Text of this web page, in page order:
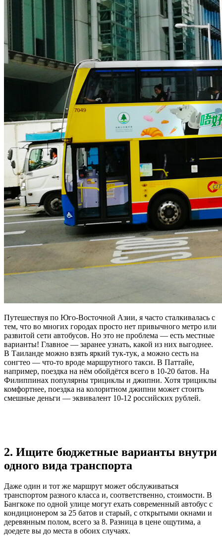
Путешествуя по Юго-Восточной Азии, я часто сталкивалась с
тем, что во многих городах просто нет привычного метро или
развитой сети автобусов. Но это не проблема — есть местные
варианты! Главное — заранее узнать, какой из них выгоднее.
В Таиланде можно взять яркий тук-тук, а можно сесть на
сонгтео — что-то вроде маршрутного такси. В Паттайе,
например, поездка на нём обойдётся всего в 10-20 батов. На
Филиппинах популярны трициклы и джипни. Хотя трициклы
комфортнее, поездка на колоритном джипни может стоить
смешные деньги — эквивалент 10-12 российских рублей.
2. Ищите бюджетные варианты внутри
одного вида транспорта
Даже один и тот же маршрут может обслуживаться
транспортом разного класса и, соответственно, стоимости. В
Бангкоке по одной улице могут ехать современный автобус с
кондиционером за 25 батов и старый, с открытыми окнами и
деревянным полом, всего за 8. Разница в цене ощутима, а
доедете вы до места в обоих случаях.